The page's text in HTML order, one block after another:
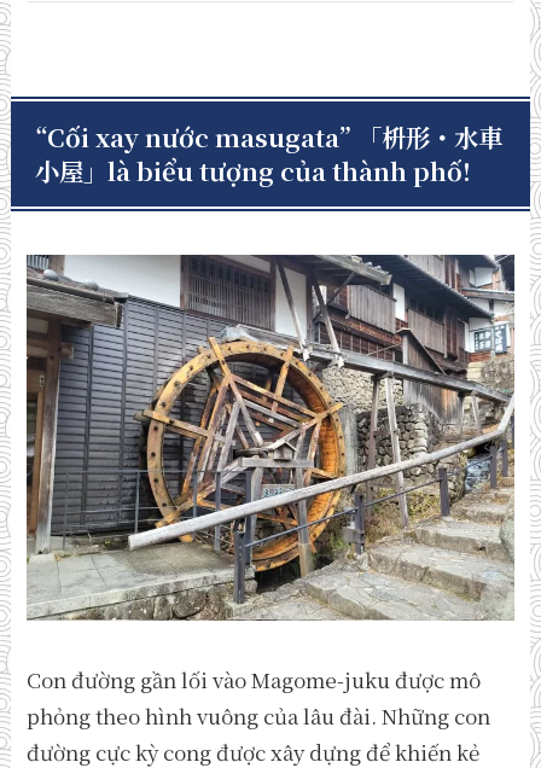
“Cối xay nước masugata”
「枡形・水車
小屋」là biểu tượng của thành phố!
Con đường gần lối vào Magome-juku được mô
phỏng theo hình vuông của lâu đài. Những con
đường cực kỳ cong được xây dựng để khiến kẻ